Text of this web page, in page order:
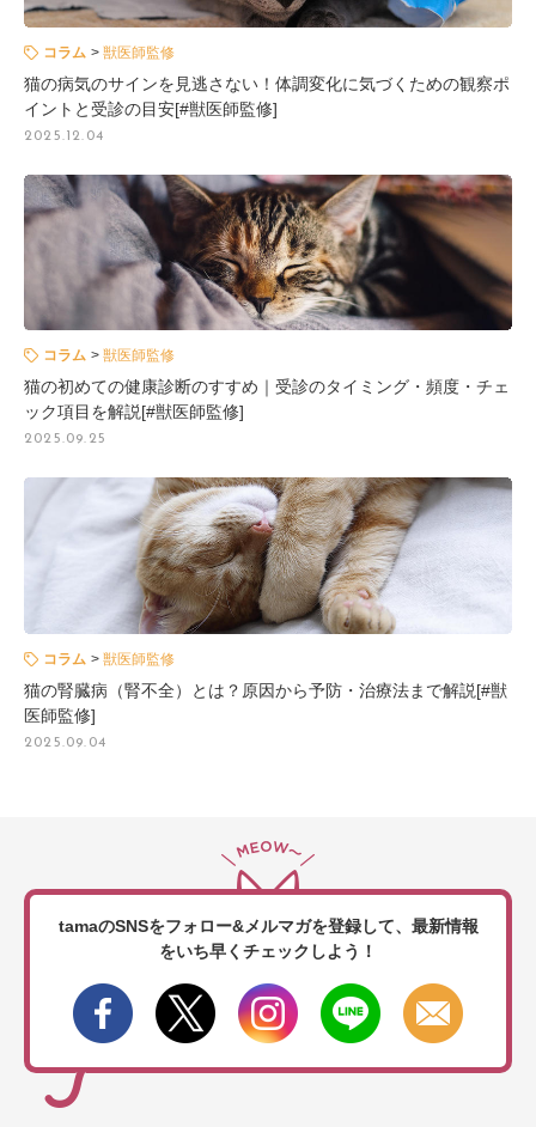
コラム 獣医師監修
猫の病気のサインを見逃さない！体調変化に気づくための観察ポ
イントと受診の目安[#獣医師監修]
2025.12.04
コラム 獣医師監修
猫の初めての健康診断のすすめ｜受診のタイミング・頻度・チェ
ック項目を解説[#獣医師監修]
2025.09.25
コラム 獣医師監修
猫の腎臓病（腎不全）とは？原因から予防・治療法まで解説[#獣
医師監修]
2025.09.04
tamaのSNSをフォロー&メルマガを登録して、 最新情報
をいち早くチェックしよう！